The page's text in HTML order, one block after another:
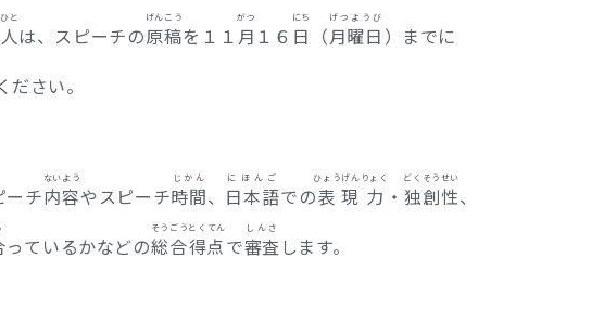
人
ひと
は、スピーチの原稿
げんこう
を１１ 月
がつ
１６ 日
にち
（月曜日
げつようび
）までに
ださい。
ーチ内容
ないよう
やスピーチ時間
じかん
、 日本語
にほんご
での表現力
ひょうげんりょく
・ 独創性
どくそうせい
、
っているかなどの総合
そうごう
得点
とくてん
で審査
しんさ
します。